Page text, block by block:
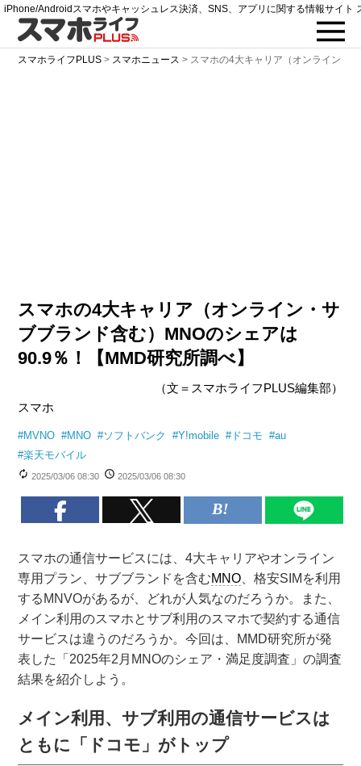
iPhone/Androidスマホやキャッシュレス決済、SNS、アプリに関する情報サイト
スマホライフPLUS > スマホニュース > スマホの4大キャリア（オンライン・
スマホの4大キャリア（オンライン・サ
ブブランド含む）MNOのシェアは
90.9％！【MMD研究所調べ】
（文＝スマホライフPLUS編集部）
スマホ
#MVNO #MNO #ソフトバンク #Y!mobile #ドコモ #au
#楽天モバイル
2025/03/06 08:30 2025/03/06 08:30
スマホの通信サービスには、4大キャリアやオンライン
専用プラン、サブブランドを含むMNO 、格安SIMを利用
するMNVOがあるが、どれが人気なのだろうか。また、
メイン利用のスマホとサブ利用のスマホで契約する通信
サービスは違うのだろうか。今回は、MMD研究所が発
表した「2025年2月MNOのシェア・満足度調査」の調査
結果を紹介しよう。
メイン利用、サブ利用の通信サービスは
ともに「ドコモ」がトップ